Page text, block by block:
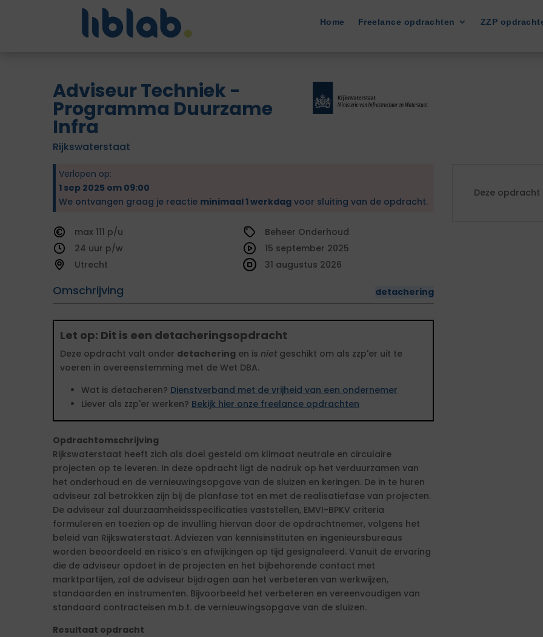
Home Freelance opdrachten ZZP
Adviseur Techniek -
Programma Duurzame
Infra
Rijkswaterstaat
Verlopen op:
1 sep 2025 om 09:00
We ontvangen graag je reactie minimaal 1 werkdag voor sluiting van de opdracht.
111
24
Utrecht
Beheer Onderhoud
Omschrijving detachering
15 september 2025
31 augustus 2026
Let op: Dit is een detacheringsopdracht
Deze opdracht valt onder detachering en is niet geschikt om als zzp'er uit te
voeren in overeenstemming met de Wet DBA.
Wat is detacheren? Dienstverband met de vrijheid van een ondernemer
Liever als zzp'er werken? Bekijk hier onze freelance opdrachten
Opdrachtomschrijving
Rijkswaterstaat heeft zich als doel gesteld om klimaat neutrale en circulaire
projecten op te leveren. In deze opdracht ligt de nadruk op het verduurzamen van
het onderhoud en de vernieuwingsopgave van de sluizen en keringen. De in te huren
adviseur zal betrokken zijn bij de planfase tot en met de realisatiefase van projecten.
De adviseur zal duurzaamheidsspecificaties vaststellen, EMVI-BPKV criteria
formuleren en toezien op de invulling hiervan door de opdrachtnemer, volgens het
beleid van Rijkswaterstaat. Adviezen van kennisinstituten en ingenieursbureaus
worden beoordeeld en risico’s en afwijkingen op tijd gesignaleerd. Vanuit de ervaring
die de adviseur opdoet in de projecten en het bijbehorende contact met
marktpartijen, zal de adviseur bijdragen aan het verbeteren van werkwijzen,
standaarden en instrumenten. Bijvoorbeeld het verbeteren en vereenvoudigen van
standaard contracteisen m.b.t. de vernieuwingsopgave van de sluizen.
Resultaat opdracht
Deze opdracht